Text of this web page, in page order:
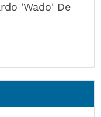
'Wado' De